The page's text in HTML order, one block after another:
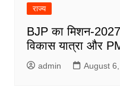
राज्य
BJP का मिशन-
विकास यात्रा और
admin August